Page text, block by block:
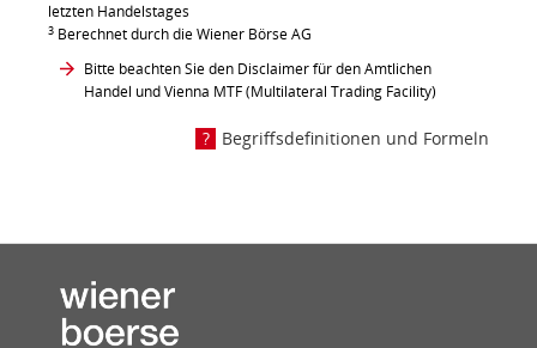
letzten Handelstages
3 Berechnet durch die Wiener Börse AG
Bitte beachten Sie den Disclaimer für den Amtlichen
Handel und Vienna MTF (Multilateral Trading Facility)
Begriffsdefinitionen und Formeln